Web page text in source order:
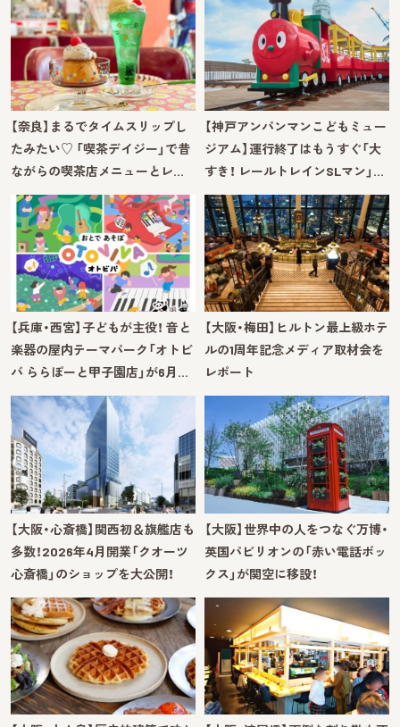
【奈良】まるでタイムスリップし
たみたい♡ 「喫茶デイジー」で昔
ながらの喫茶店メニューとレ…
【神戸アンパンマンこどもミュー
ジアム】運行終了はもうすぐ「大
すき！ レールトレインSLマン」…
【兵庫・西宮】子どもが主役！ 音と
楽器の屋内テーマパーク「オトビ
バ ららぽーと甲子園店」が6月…
【大阪・梅田】ヒルトン最上級ホテ
ルの1周年記念メディア取材会を
レポート
【大阪・心斎橋】関西初＆旗艦店も
多数！2026年4月開業「クオーツ
心斎橋」のショップを大公開！
【大阪】世界中の人をつなぐ万博・
英国パビリオンの「赤い電話ボッ
クス」が関空に移設！